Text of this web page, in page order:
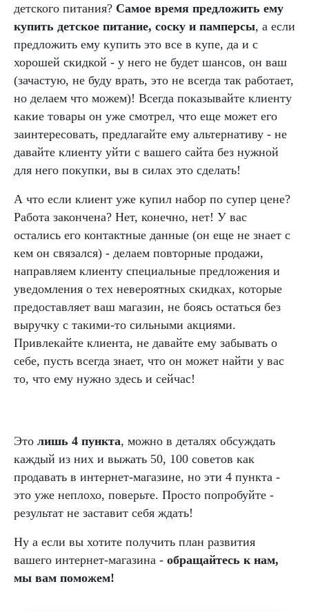
детского питания? Самое время предложить ему
купить детское питание, соску и памперсы, а если
предложить ему купить это все в купе, да и с
хорошей скидкой - у него не будет шансов, он ваш
(зачастую, не буду врать, это не всегда так работает,
но делаем что можем)! Всегда показывайте клиенту
какие товары он уже смотрел, что еще может его
заинтересовать, предлагайте ему альтернативу - не
давайте клиенту уйти с вашего сайта без нужной
для него покупки, вы в силах это сделать!
А что если клиент уже купил набор по супер цене?
Работа закончена? Нет, конечно, нет! У вас
остались его контактные данные (он еще не знает с
кем он связался) - делаем повторные продажи,
направляем клиенту специальные предложения и
уведомления о тех невероятных скидках, которые
предоставляет ваш магазин, не боясь остаться без
выручку с такими-то сильными акциями.
Привлекайте клиента, не давайте ему забывать о
себе, пусть всегда знает, что он может найти у вас
то, что ему нужно здесь и сейчас!
Это лишь 4 пункта, можно в деталях обсуждать
каждый из них и выжать 50, 100 советов как
продавать в интернет-магазине, но эти 4 пункта -
это уже неплохо, поверьте. Просто попробуйте -
результат не заставит себя ждать!
Ну а если вы хотите получить план развития
вашего интернет-магазина - обращайтесь к нам,
мы вам поможем!